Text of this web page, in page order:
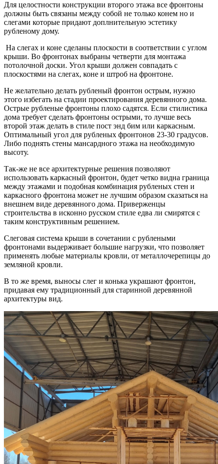
Для целостности конструкции второго этажа все фронтоны
должны быть связаны между собой не только конем но и
слегами которые придают доплнительную эстетику
рубленому дому.
На слегах и коне сделаны плоскости в соответствии с углом
крыши. Во фронтонах выбраны четверти для монтажа
потолочной доски. Угол крыши должен совпадать с
плоскостями на слегах, коне и штроб на фронтоне.
Не желательно делать рубленый фронтон острым, нужно
этого избегать на стадии проектирования деревянного дома.
Острые рубленые фронтоны плохо садятся. Если стилистика
дома требует сделать фронтоны острыми, то лучше весь
второй этаж делать в стиле пост энд бим или каркасным.
Оптимальный угол для рубленых фронтонов 23-30 градусов.
Либо поднять стены мансардного этажа на необходимую
высоту.
Так-же не все архитектурные решения позволяют
использовать каркасный фронтон, будет четко видна граница
между этажами и подобная комбинация рубленых стен и
каркасного фронтона может не лучшим образом сказаться на
внешнем виде деревянного дома. Приверженцы
строительства в исконно русском стиле едва ли смирятся с
таким конструктивным решением.
Слеговая система крыши в сочетании с рублеными
фронтонами выдерживает большие нагрузки, что позволяет
применять любые материалы кровли, от металлочерепицы до
земляной кровли.
В то же время, выносы слег и конька украшают фронтон,
придавая ему традиционный для старинной деревянной
архитектуры вид.